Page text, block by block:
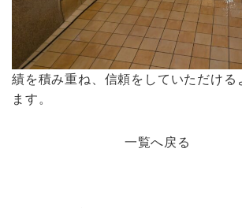
績を積み重ね、信頼をしていただける
ます。
一覧へ戻る